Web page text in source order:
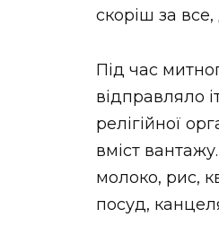
скоріш за
Під час
відправляло
релігійної
вміст
молоко, рис,
посуд,